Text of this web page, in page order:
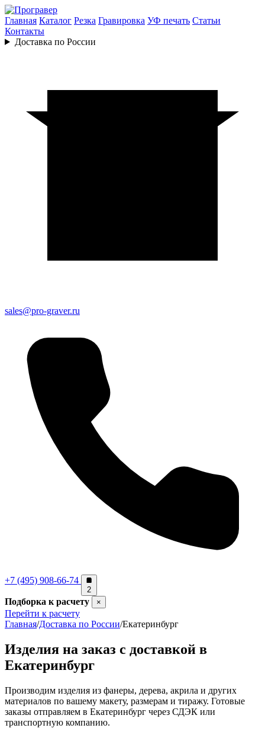
Главная Каталог Резка Гравировка УФ печать Статьи
Контакты
Доставка по России
sales@pro-graver.ru
+7 (495) 908-66-74
2
Подборка к расчету ×
Перейти к расчету
Главная/Доставка по России/Екатеринбург
Изделия на заказ с доставкой в
Екатеринбург
Производим изделия из фанеры, дерева, акрила и других
материалов по вашему макету, размерам и тиражу. Готовые
заказы отправляем в Екатеринбург через СДЭК или
транспортную компанию.